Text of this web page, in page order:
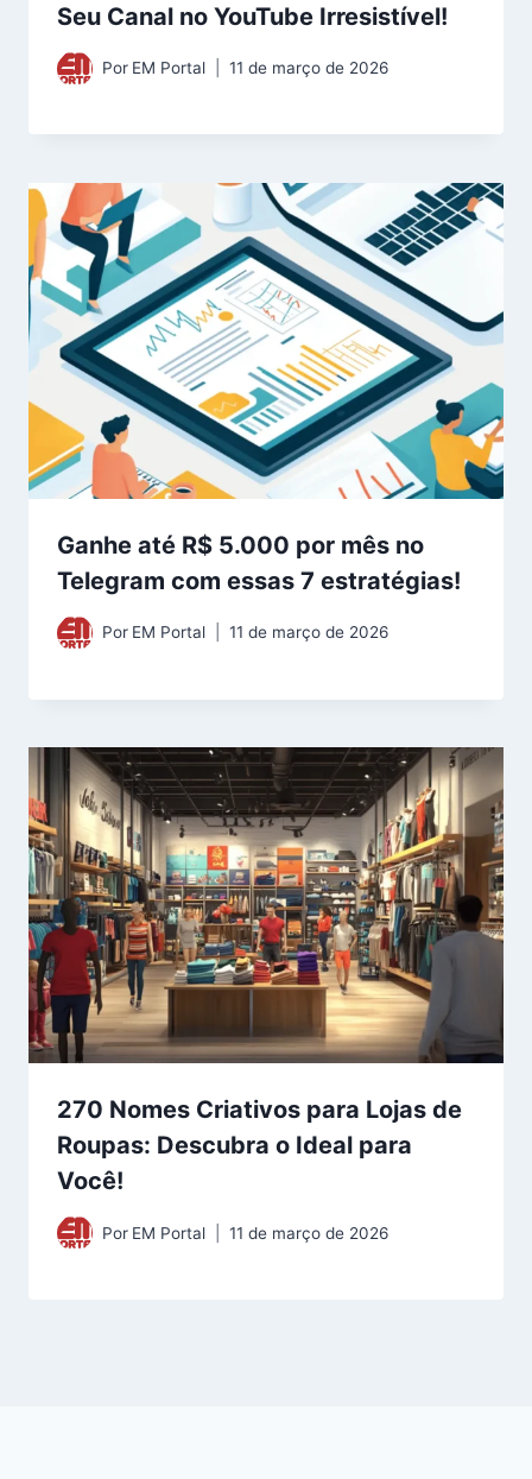
Seu Canal no YouTube Irresistível!
Por EM Portal 11 de março de 2026
Ganhe até R$ 5.000 por mês no
Telegram com essas 7 estratégias!
Por EM Portal 11 de março de 2026
270 Nomes Criativos para Lojas de
Roupas: Descubra o Ideal para
Você!
Por EM Portal 11 de março de 2026